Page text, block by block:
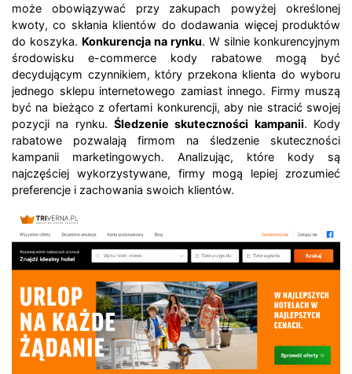
może obowiązywać przy zakupach powyżej określonej
kwoty, co skłania klientów do dodawania więcej produktów
do koszyka. Konkurencja na rynku. W silnie konkurencyjnym
środowisku e-commerce kody rabatowe mogą być
decydującym czynnikiem, który przekona klienta do wyboru
jednego sklepu internetowego zamiast innego. Firmy muszą
być na bieżąco z ofertami konkurencji, aby nie stracić swojej
pozycji na rynku. Śledzenie skuteczności kampanii. Kody
rabatowe pozwalają firmom na śledzenie skuteczności
kampanii marketingowych. Analizując, które kody są
najczęściej wykorzystywane, firmy mogą lepiej zrozumieć
preferencje i zachowania swoich klientów.